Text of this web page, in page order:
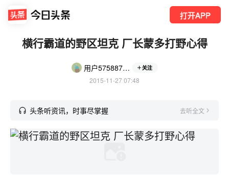
打开APP
横行霸道的野区坦克 厂长蒙多打野心得
用户5758873811 关注
2015-11-27 07:48
头条听资讯，时事尽掌握 去听全文